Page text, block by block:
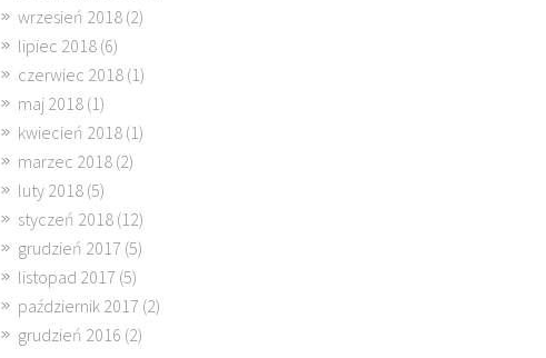
wrzesień 2018 (2)
lipiec 2018 (6)
czerwiec 2018 (1)
maj 2018 (1)
kwiecień 2018 (1)
marzec 2018 (2)
luty 2018 (5)
styczeń 2018 (12)
grudzień 2017 (5)
listopad 2017 (5)
październik 2017 (2)
grudzień 2016 (2)